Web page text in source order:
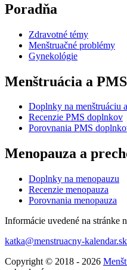
Poradňa
Zdravotné témy
Menštruačné problémy
Gynekológie
Menštruácia a PMS
Doplnky na menštruáciu
Recenzie PMS doplnkov
Porovnania PMS
Menopauza a
Doplnky na menopauzu
Recenzie menopauza
Porovnania menopauza
Informácie uvedené na stránke
katka@menstruacny-kalendar.sk
Copyright © 2018 - 2026